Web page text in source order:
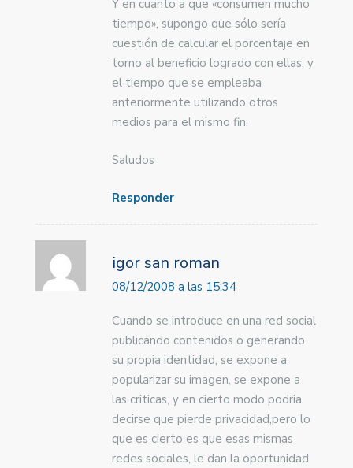
Y en cuanto a que «consumen mucho
tiempo», supongo que sólo sería
cuestión de calcular el porcentaje en
torno al beneficio logrado con ellas, y
el tiempo que se empleaba
anteriormente utilizando otros
medios para el mismo fin.
Saludos
Responder
igor san roman
08/12/2008 a las 15:34
Cuando se introduce en una red social
publicando contenidos o generando
su propia identidad, se expone a
popularizar su imagen, se expone a
las criticas, y en cierto modo podria
decirse que pierde privacidad,pero lo
que es cierto es que esas mismas
redes sociales, le dan la oportunidad